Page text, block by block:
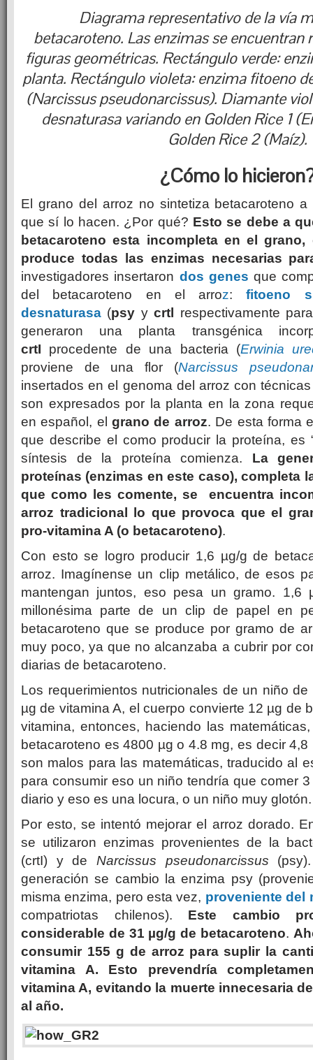
Diagrama representativo de la vía
betacaroteno. Las enzimas se encuentran
figuras geométricas. Rectángulo verde:
planta. Rectángulo violeta: enzima fitoeno
(Narcissus pseudonarcissus). Diamante
desnaturasa variando en Golden Rice 1
Golden Rice 2 (Maíz).
¿Cómo lo
El grano del arroz no sintetiza betacaroteno
que sí lo hacen. ¿Por qué? Esto se debe a
betacaroteno esta incompleta en el
produce todas las enzimas necesarias
investigadores insertaron dos genes que
del betacaroteno en el arroz:fitoeno
desnaturasa (psy ycrtl
respectivamente
generaron una planta transgénica
crtI procedente de una bacteria (Erwinia
proviene de una flor (Narcissus
insertados en el genoma del arroz con
son expresados por la planta en la zona
en español, elgrano de arroz. De esta forma
que describe el como producir la proteína, es
síntesis de la proteína comienza. La
proteínas (enzimas en este caso), completa
que como les comente, se encuentra
arroz tradicional lo que provoca que el
pro-vitamina A (o betacaroteno).
Con esto se logro producir 1,6 µg/g de
arroz. Imagínense un clip metálico, de esos
mantengan juntos, eso pesa un gramo. 1,6
millonésima parte de un clip de papel en
betacaroteno que se produce por gramo de
muy poco, ya que no alcanzaba a cubrir por
diarias de betacaroteno.
Los requerimientos nutricionales de un niño
µg de vitamina A, el cuerpo convierte 12 µg de
vitamina, entonces, haciendo las
betacaroteno es 4800 µg o 4.8 mg, es decir
son malos para las matemáticas, traducido al
para consumir eso un niño tendría que comer
diario y eso es una locura, o un niño muy glotón.
Por esto, se intentó mejorar el arroz dorado.
se utilizaron enzimas provenientes de la
(crtI) y de Narcissus pseudonarcissus
generación se cambio la enzima psy
misma enzima, pero esta vez, proveniente del
compatriotas chilenos). Este cambio
considerable de 31 µg/g de betacaroteno.
consumir 155 g de arroz para suplir la
vitamina A. Esto prevendría
vitamina A, evitando la muerte innecesaria
al año.